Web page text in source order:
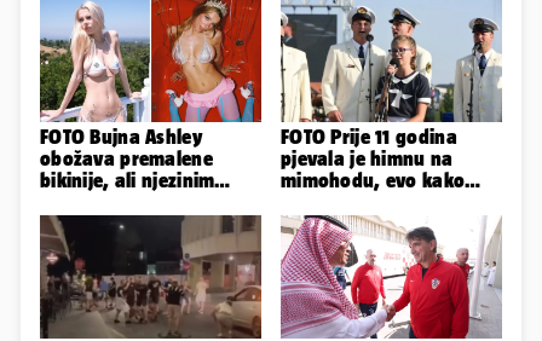
FOTO Bujna Ashley
obožava premalene
bikinije, ali njezinim
smeta
FOTO Prije 11 godina
pjevala je himnu na
mimohodu, evo kako
Negovetić